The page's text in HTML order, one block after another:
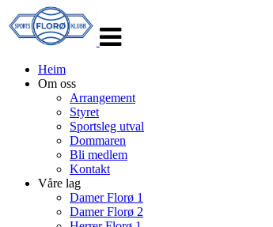
navigasjon
Heim
Om oss
Arrangement
Styret
Sportsleg utval
Dommaren
Bli medlem
Kontakt
Våre lag
Damer Florø 1
Damer Florø 2